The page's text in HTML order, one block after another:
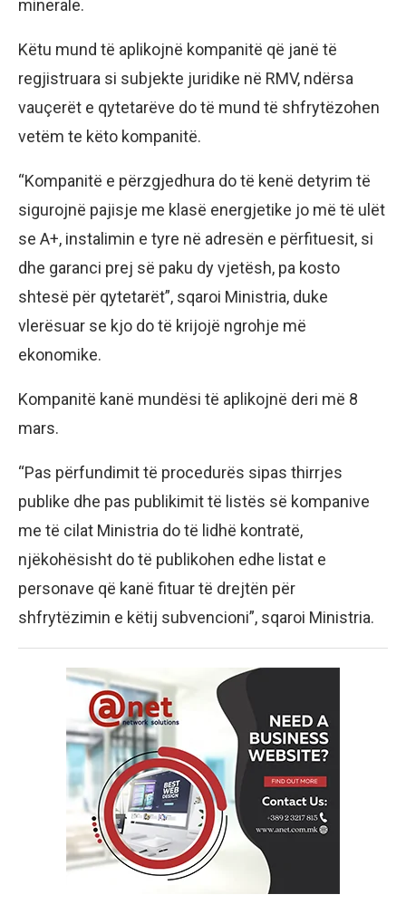
minerale.
Këtu mund të aplikojnë kompanitë që janë të
regjistruara si subjekte juridike në RMV, ndërsa
vauçerët e qytetarëve do të mund të shfrytëzohen
vetëm te këto kompanitë.
“Kompanitë e përzgjedhura do të kenë detyrim të
sigurojnë pajisje me klasë energjetike jo më të ulët
se A+, instalimin e tyre në adresën e përfituesit, si
dhe garanci prej së paku dy vjetësh, pa kosto
shtesë për qytetarët”, sqaroi Ministria, duke
vlerësuar se kjo do të krijojë ngrohje më
ekonomike.
Kompanitë kanë mundësi të aplikojnë deri më 8
mars.
“Pas përfundimit të procedurës sipas thirrjes
publike dhe pas publikimit të listës së kompanive
me të cilat Ministria do të lidhë kontratë,
njëkohësisht do të publikohen edhe listat e
personave që kanë fituar të drejtën për
shfrytëzimin e këtij subvencioni”, sqaroi Ministria.